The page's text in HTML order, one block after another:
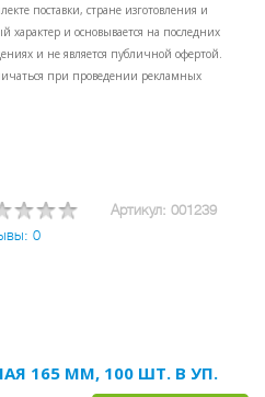
поставки, стране изготовления и
характер и основывается на последних
и не является публичной офертой.
при проведении рекламных
Артикул: 001239
0
165 ММ, 100 ШТ. В УП.